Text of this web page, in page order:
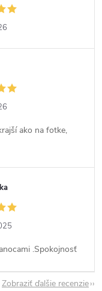
ako na fotke,
.Spokojnosť
Zobraziť ďalšie recenzie